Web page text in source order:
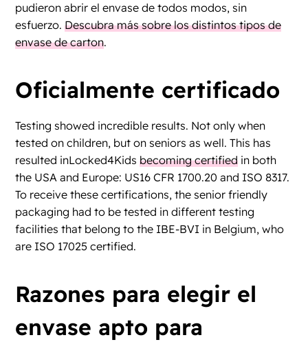
pudieron abrir el envase de todos modos, sin
esfuerzo.Descubra más sobre los distintos tipos de
envase de carton.
Oficialmente certificado
Testing showed incredible results. Not only when
tested on children, but on seniors as well. This has
resulted inLocked4Kidsbecoming certified in both
the USA and Europe: US16 CFR 1700.20 and ISO 8317.
To receive these certifications, the senior friendly
packaging had to be tested in different testing
facilities that belong to the IBE-BVI in Belgium, who
are ISO 17025 certified.
Razones para elegir el
envase apto para